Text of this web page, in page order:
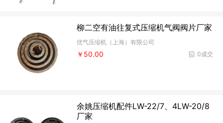
柳二空有油往复式压缩机气阀阀片厂家
优气压缩机（上海）有限公司
0成交
￥50.00
余姚压缩机配件LW-22/7、4LW-20/8
厂家